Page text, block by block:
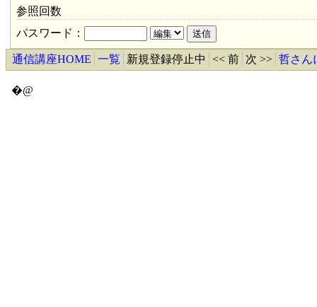
参照回数
パスワード：
通信講座HOME 一覧 新規登録停止中 << 前 次 >> 哲さん
�@